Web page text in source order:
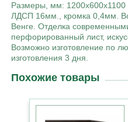
Размеры, мм:
ЛДСП 16мм., кромка 0,4мм.
Венге. Отделка
перфорированный лист,
Возможно изготовление по
изготовления 3 дня.
Похожие товары